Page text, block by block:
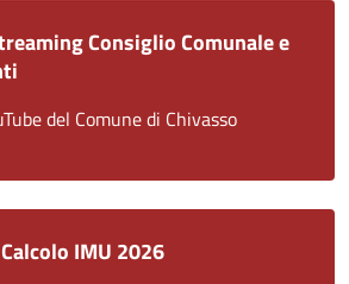
Consiglio Comunale e
del Comune di Chivasso
IMU 2026